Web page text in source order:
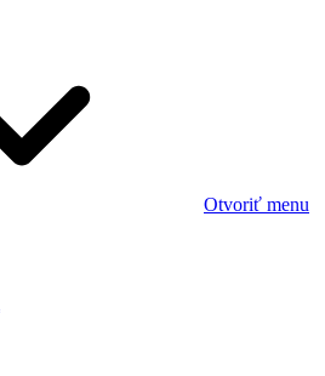
Otvoriť menu